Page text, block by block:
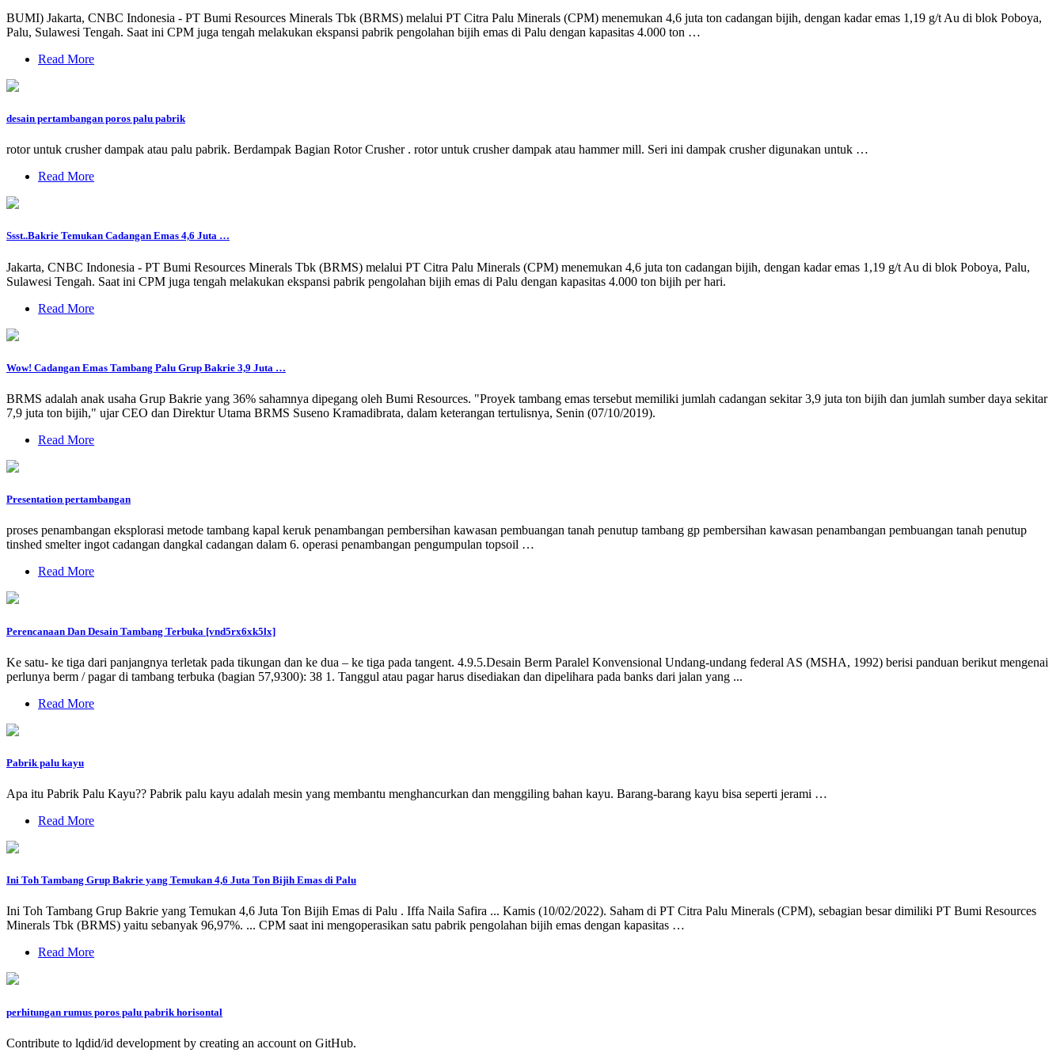
BUMI) Jakarta, CNBC Indonesia - PT Bumi Resources Minerals Tbk (BRMS) melalui PT Citra Palu Minerals (CPM) menemukan 4,6 juta ton cadangan bijih, dengan kadar emas 1,19 g/t Au di blok Poboya,
Palu, Sulawesi Tengah. Saat ini CPM juga tengah melakukan ekspansi pabrik pengolahan bijih emas di Palu dengan kapasitas 4.000 ton …
Read More
desain pertambangan poros palu pabrik
rotor untuk crusher dampak atau palu pabrik. Berdampak Bagian Rotor Crusher . rotor untuk crusher dampak atau hammer mill. Seri ini dampak crusher digunakan untuk …
Read More
Ssst..Bakrie Temukan Cadangan Emas 4,6 Juta …
Jakarta, CNBC Indonesia - PT Bumi Resources Minerals Tbk (BRMS) melalui PT Citra Palu Minerals (CPM) menemukan 4,6 juta ton cadangan bijih, dengan kadar emas 1,19 g/t Au di blok Poboya, Palu,
Sulawesi Tengah. Saat ini CPM juga tengah melakukan ekspansi pabrik pengolahan bijih emas di Palu dengan kapasitas 4.000 ton bijih per hari.
Read More
Wow! Cadangan Emas Tambang Palu Grup Bakrie 3,9 Juta …
BRMS adalah anak usaha Grup Bakrie yang 36% sahamnya dipegang oleh Bumi Resources. "Proyek tambang emas tersebut memiliki jumlah cadangan sekitar 3,9 juta ton bijih dan jumlah sumber daya sekitar
7,9 juta ton bijih," ujar CEO dan Direktur Utama BRMS Suseno Kramadibrata, dalam keterangan tertulisnya, Senin (07/10/2019).
Read More
Presentation pertambangan
proses penambangan eksplorasi metode tambang kapal keruk penambangan pembersihan kawasan pembuangan tanah penutup tambang gp pembersihan kawasan penambangan pembuangan tanah penutup
tinshed smelter ingot cadangan dangkal cadangan dalam 6. operasi penambangan pengumpulan topsoil …
Read More
Perencanaan Dan Desain Tambang Terbuka [vnd5rx6xk5lx]
Ke satu- ke tiga dari panjangnya terletak pada tikungan dan ke dua – ke tiga pada tangent. 4.9.5.Desain Berm Paralel Konvensional Undang-undang federal AS (MSHA, 1992) berisi panduan berikut mengenai
perlunya berm / pagar di tambang terbuka (bagian 57,9300): 38 1. Tanggul atau pagar harus disediakan dan dipelihara pada banks dari jalan yang ...
Read More
Pabrik palu kayu
Apa itu Pabrik Palu Kayu?? Pabrik palu kayu adalah mesin yang membantu menghancurkan dan menggiling bahan kayu. Barang-barang kayu bisa seperti jerami …
Read More
Ini Toh Tambang Grup Bakrie yang Temukan 4,6 Juta Ton Bijih Emas di Palu
Ini Toh Tambang Grup Bakrie yang Temukan 4,6 Juta Ton Bijih Emas di Palu . Iffa Naila Safira ... Kamis (10/02/2022). Saham di PT Citra Palu Minerals (CPM), sebagian besar dimiliki PT Bumi Resources
Minerals Tbk (BRMS) yaitu sebanyak 96,97%. ... CPM saat ini mengoperasikan satu pabrik pengolahan bijih emas dengan kapasitas …
Read More
perhitungan rumus poros palu pabrik horisontal
Contribute to lqdid/id development by creating an account on GitHub.